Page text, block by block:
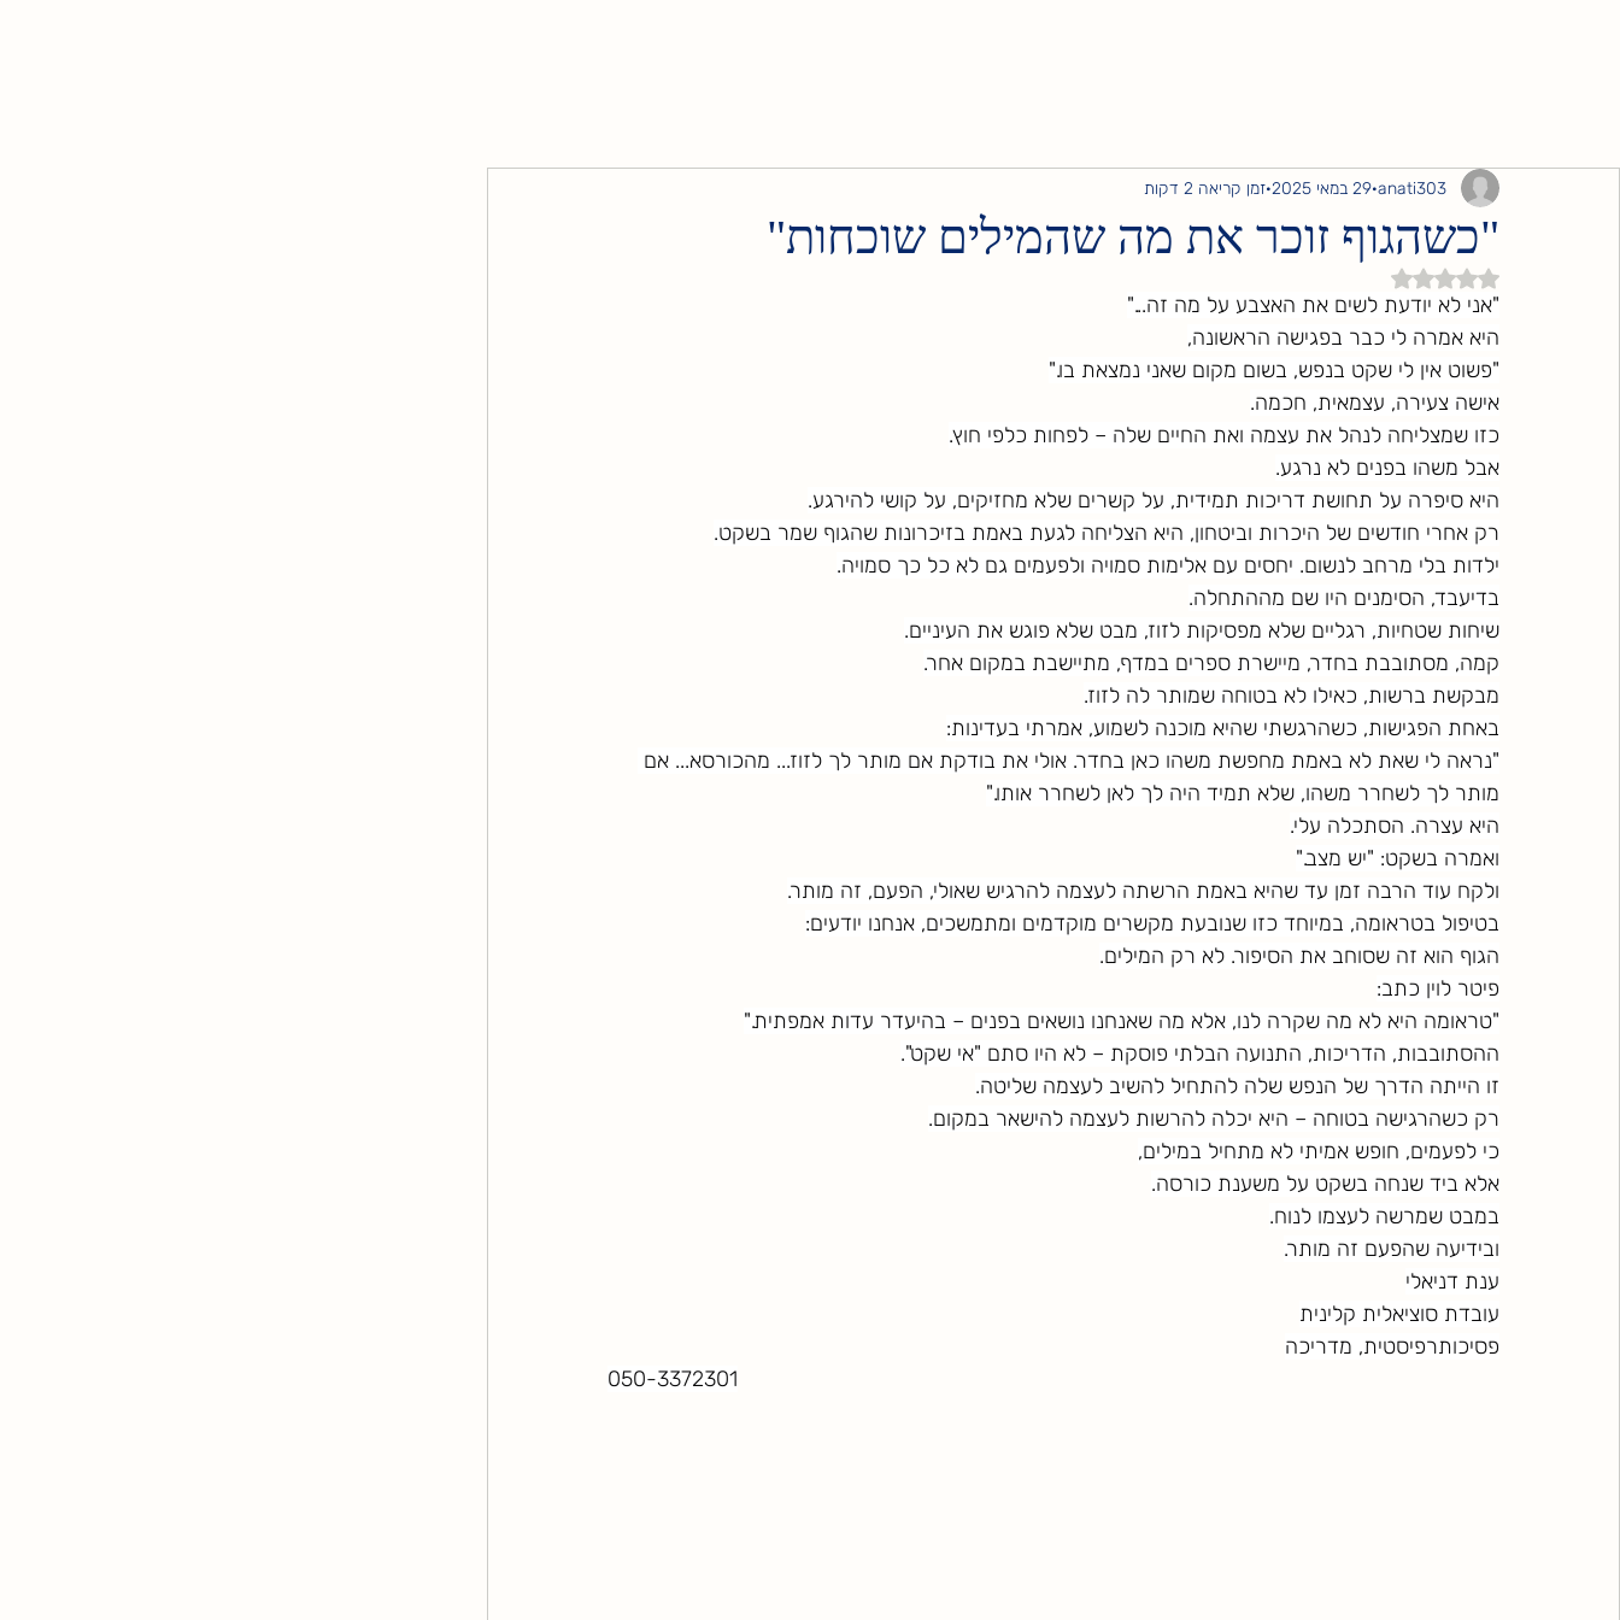
"כשהגוף זוכר את מה שהמילים שוכחות"
anati303 29 במאי 2025 זמן קריאה 2 דקות
דירוג של NaN מתוך 5 כוכבים
"אני לא יודעת לשים את האצבע על מה זה..."
היא אמרה לי כבר בפגישה הראשונה,
"פשוט אין לי שקט בנפש, בשום מקום שאני נמצאת בו."
אישה צעירה, עצמאית, חכמה.
כזו שמצליחה לנהל את עצמה ואת החיים שלה – לפחות כלפי חוץ.
אבל משהו בפנים לא נרגע.
היא סיפרה על תחושת דריכות תמידית, על קשרים שלא מחזיקים, על קושי להירגע.
רק אחרי חודשים של היכרות וביטחון, היא הצליחה לגעת באמת בזיכרונות שהגוף שמר בשקט.
ילדות בלי מרחב לנשום. יחסים עם אלימות סמויה ולפעמים גם לא כל כך סמויה.
בדיעבד, הסימנים היו שם מההתחלה.
שיחות שטחיות, רגליים שלא מפסיקות לזוז, מבט שלא פוגש את העיניים.
קמה, מסתובבת בחדר, מיישרת ספרים במדף, מתיישבת במקום אחר.
מבקשת ברשות, כאילו לא בטוחה שמותר לה לזוז.
באחת הפגישות, כשהרגשתי שהיא מוכנה לשמוע, אמרתי בעדינות:
"נראה לי שאת לא באמת מחפשת משהו כאן בחדר. אולי את בודקת אם מותר לך לזוז... מהכורסא... אם
מותר לך לשחרר משהו, שלא תמיד היה לך לאן לשחרר אותו."
היא עצרה. הסתכלה עלי.
ואמרה בשקט: "יש מצב."
ולקח עוד הרבה זמן עד שהיא באמת הרשתה לעצמה להרגיש שאולי, הפעם, זה מותר.
בטיפול בטראומה, במיוחד כזו שנובעת מקשרים מוקדמים ומתמשכים, אנחנו יודעים:
הגוף הוא זה שסוחב את הסיפור. לא רק המילים.
פיטר לוין כתב:
"טראומה היא לא מה שקרה לנו, אלא מה שאנחנו נושאים בפנים – בהיעדר עדות אמפתית."
ההסתובבות, הדריכות, התנועה הבלתי פוסקת – לא היו סתם "אי שקט".
זו הייתה הדרך של הנפש שלה להתחיל להשיב לעצמה שליטה.
רק כשהרגישה בטוחה – היא יכלה להרשות לעצמה להישאר במקום.
כי לפעמים, חופש אמיתי לא מתחיל במילים,
אלא ביד שנחה בשקט על משענת כורסה.
במבט שמרשה לעצמו לנוח.
ובידיעה שהפעם זה מותר.
ענת דניאלי
עובדת סוציאלית קלינית
פסיכותרפיסטית, מדריכה
050-3372301